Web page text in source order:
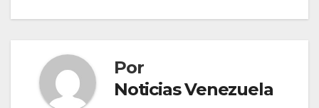
entradas
Por
Noticias Venezuela